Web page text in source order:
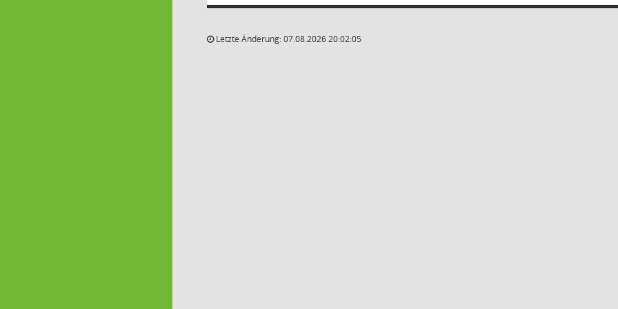
Letzte Änderung: 07.08.2026 20:02:05